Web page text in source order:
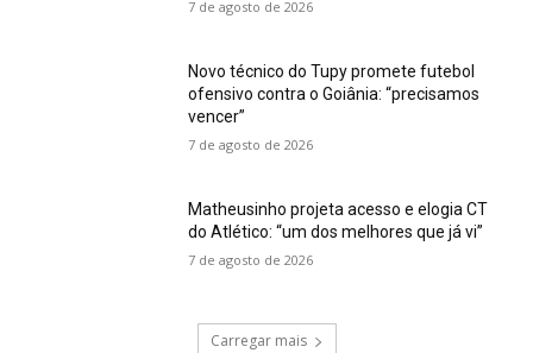
7 de agosto de 2026
Novo técnico do Tupy promete futebol
ofensivo contra o Goiânia: “precisamos
vencer”
7 de agosto de 2026
Matheusinho projeta acesso e elogia CT
do Atlético: “um dos melhores que já vi”
7 de agosto de 2026
Carregar mais